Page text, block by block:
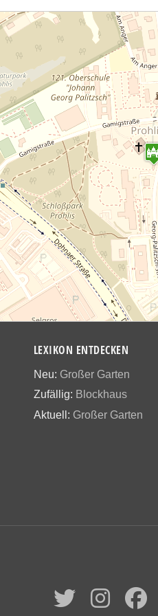
LEXIKON ENTDECKEN
Neu: Großer Garten
Zufällig: Blockhaus
Aktuell: Großer Garten